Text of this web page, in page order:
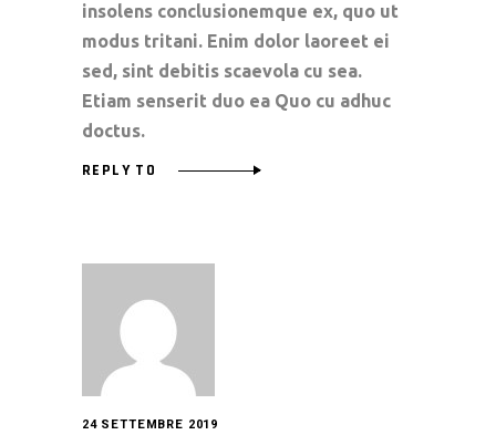
insolens conclusionemque ex, quo ut
modus tritani. Enim dolor laoreet ei
sed, sint debitis scaevola cu sea.
Etiam senserit duo ea Quo cu adhuc
doctus.
REPLY TO
24 SETTEMBRE 2019